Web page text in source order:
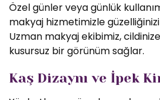
Özel günler veya günlük
makyaj hizmetimizle güzelliğinizi
Uzman makyaj ekibimiz,
kusursuz bir görünüm sağlar.
Kaş Dizaynı ve İpek